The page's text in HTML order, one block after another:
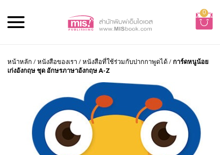
0
หน้าหลัก /หนังสือของเรา /หนังสือที่ใช้ร่วมกับปากกาพูดได้/การ์ดหนูน้อย
เก่งอังกฤษ ชุด อักษรภาษาอังกฤษ A-Z